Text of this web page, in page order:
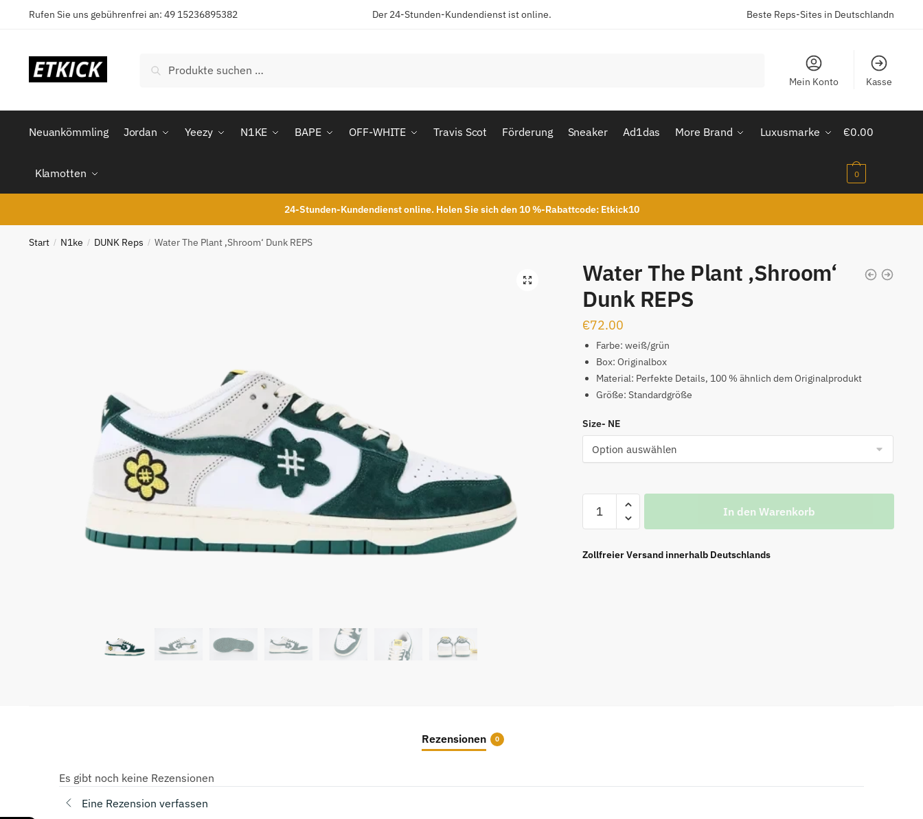
Rufen Sie uns gebührenfrei an: 49 15236895382 Der 24-Stunden-Kundendienst ist online. Beste Reps-Sites in Deutschlandn
nach:
Suchen
Mein Konto Kasse
Neuankömmling Jordan Yeezy N1KE BAPE OFF-WHITE Travis Scot Förderung Sneaker Ad1das More Brand Luxusmarke
Klamotten
€0.00
0
24-Stunden-Kundendienst online. Holen Sie sich den 10 %-Rabattcode: Etkick10
Start / N1ke / DUNK Reps / Water The Plant ‚Shroom‘ Dunk REPS
Water The Plant ‚Shroom‘
Dunk REPS
€72.00
Farbe: weiß/grün
Box: Originalbox
Material: Perfekte Details, 100 % ähnlich dem Originalprodukt
Größe: Standardgröße
Size- NE
The
'Shroom'
In den Warenkorb
Zollfreier Versand innerhalb Deutschlands
Rezensionen 0
Es gibt noch keine Rezensionen
Eine Rezension verfassen